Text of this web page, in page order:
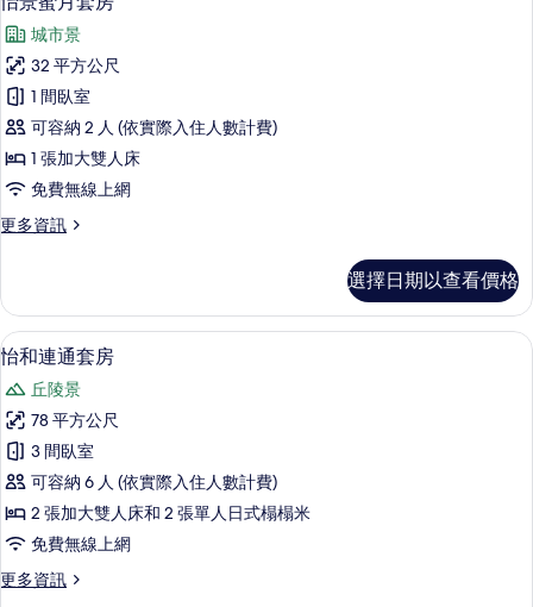
情
示
怡
景
蜜
月
套
房
的
有
相
片
城市景
32 平方公尺
1 間臥室
可容納 2 人 (依實際入住人數計費)
1 張加大雙人床
免費無線上網
更多資訊
更
蜜
月
套
的
詳
情
選擇日期以查看價格
顯
示
怡
和
連
通
套
房
的
7
怡和連通套房
丘陵景
78 平方公尺
3 間臥室
可容納 6 人 (依實際入住人數計費)
2 張加大雙人床和 2 張單人日式榻榻米
免費無線上網
更多資訊
更